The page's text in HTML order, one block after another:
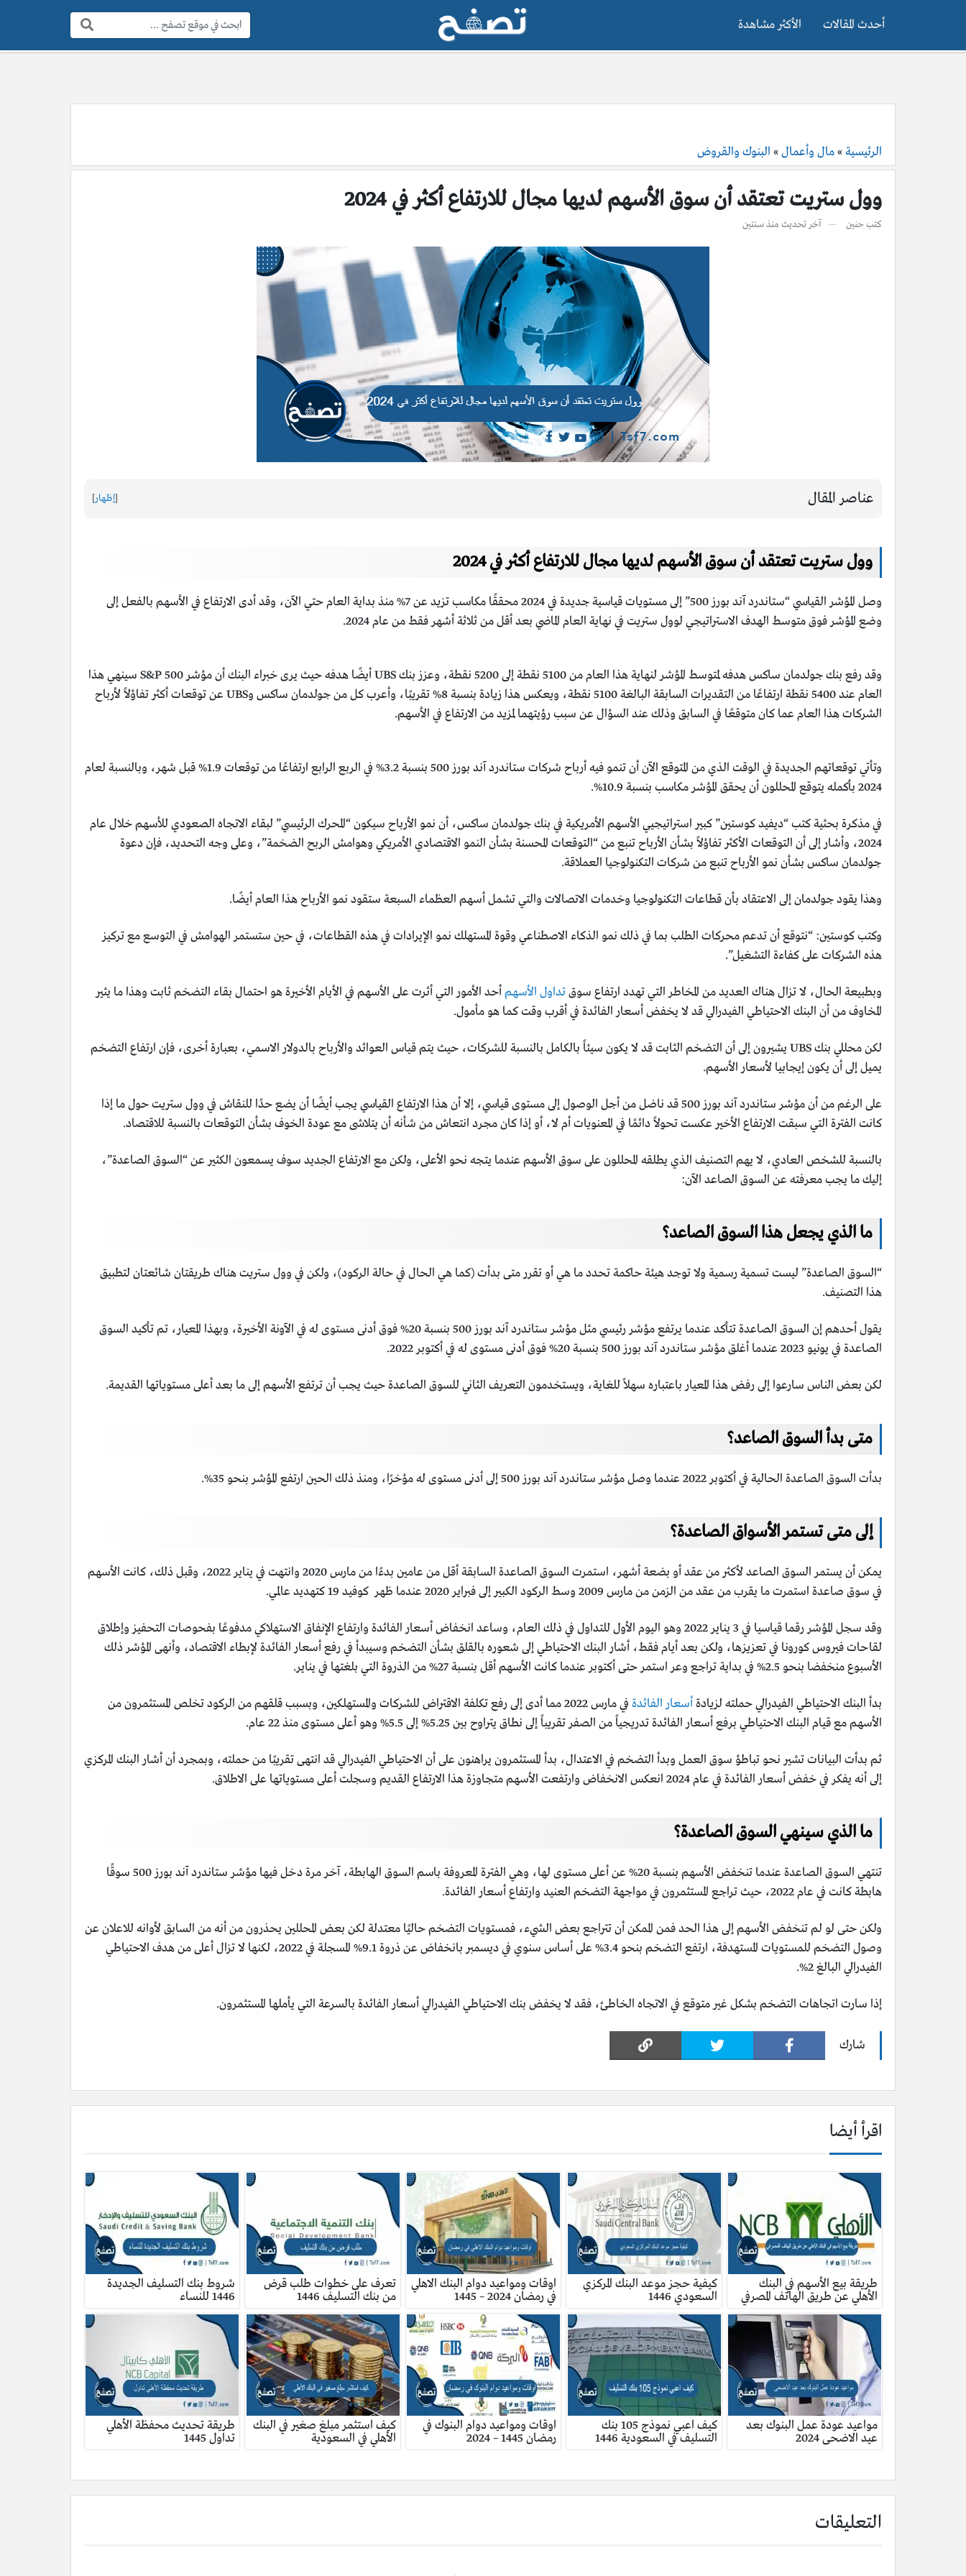
أحدث المقالات الأكثر مشاهدة
البحث:
الرئيسية »مال وأعمال » البنوك والقروض
وول ستريت تعتقد أن سوق الأسهم لديها مجال للارتفاع أكثر في 2024
كتبحنين آخر تحديث منذ سنتين
عناصر المقال [إظهار]
وول ستريت تعتقد أن سوق الأسهم لديها مجال للارتفاع أكثر في 2024
وصل المؤشر القياسي “ستاندرد آند بورز 500” إلى مستويات قياسية جديدة في 2024 محققًا مكاسب تزيد عن 7% منذ بداية العام حتي الآن، وقد أدى الارتفاع في الأسهم بالفعل إلى
وضع المؤشر فوق متوسط ​​الهدف الاستراتيجي لوول ستريت في نهاية العام الماضي بعد أقل من ثلاثة أشهر فقط من عام 2024.
وقد رفع بنك جولدمان ساكس هدفه لمتوسط المؤشر لنهاية هذا العام من 5100 نقطة إلى 5200 نقطة، وعزز بنك UBS أيضًا هدفه حيث يرى خبراء البنك أن مؤشر S&P 500 سينهي هذا
العام عند 5400 نقطة ارتفاعًا من التقديرات السابقة البالغة 5100 نقطة، ويعكس هذا زيادة بنسبة 8% تقريبًا، وأعرب كل من جولدمان ساكس وUBS عن توقعات أكثر تفاؤلاً لأرباح
الشركات هذا العام عما كان متوقعًا في السابق وذلك عند السؤال عن سبب رؤيتهما لمزيد من الارتفاع في الأسهم.
وتأتي توقعاتهم الجديدة في الوقت الذي من المتوقع الآن أن تنمو فيه أرباح شركات ستاندرد آند بورز 500 بنسبة 3.2% في الربع الرابع ارتفاعًا من توقعات 1.9% قبل شهر، وبالنسبة لعام
2024 بأكمله يتوقع المحللون أن يحقق المؤشر مكاسب بنسبة 10.9%.
في مذكرة بحثية كتب “ديفيد كوستين” كبير استراتيجيي الأسهم الأمريكية في بنك جولدمان ساكس، أن نمو الأرباح سيكون “المحرك الرئيسي” لبقاء الاتجاه الصعودي للأسهم خلال عام
2024، وأشار إلى أن التوقعات الأكثر تفاؤلاً بشأن الأرباح تنبع من “التوقعات المحسنة بشأن النمو الاقتصادي الأمريكي وهوامش الربح الضخمة”، وعلى وجه التحديد، فإن دعوة
جولدمان ساكس بشأن نمو الأرباح تنبع من شركات التكنولوجيا العملاقة.
وهذا يقود جولدمان إلى الاعتقاد بأن قطاعات التكنولوجيا وخدمات الاتصالات والتي تشمل أسهم العظماء السبعة ستقود نمو الأرباح هذا العام أيضًا.
وكتب كوستين: “نتوقع أن تدعم محركات الطلب بما في ذلك نمو الذكاء الاصطناعي وقوة المستهلك نمو الإيرادات في هذه القطاعات، في حين ستستمر الهوامش في التوسع مع تركيز
هذه الشركات على كفاءة التشغيل”.
وبطبيعة الحال، لا تزال هناك العديد من المخاطر التي تهدد ارتفاع سوقتداول الأسهم أحد الأمور التي أثرت على الأسهم في الأيام الأخيرة هو احتمال بقاء التضخم ثابت وهذا ما يثير
المخاوف من أن البنك الاحتياطي الفيدرالي قد لا يخفض أسعار الفائدة في أقرب وقت كما هو مأمول.
لكن محللي بنك UBS يشيرون إلى أن التضخم الثابت قد لا يكون سيئاً بالكامل بالنسبة للشركات، حيث يتم قياس العوائد والأرباح بالدولار الاسمي، بعبارة أخرى، فإن ارتفاع التضخم
يميل إلى أن يكون إيجابيا لأسعار الأسهم.
على الرغم من أن مؤشر ستاندرد آند بورز 500 قد ناضل من أجل الوصول إلى مستوى قياسي، إلا أن هذا الارتفاع القياسي يجب أيضًا أن يضع حدًا للنقاش في وول ستريت حول ما إذا
كانت الفترة التي سبقت الارتفاع الأخير عكست تحولاً دائمًا في المعنويات أم لا، أو إذا كان مجرد انتعاش من شأنه أن يتلاشى مع عودة الخوف بشأن التوقعات بالنسبة للاقتصاد.
بالنسبة للشخص العادي، لا يهم التصنيف الذي يطلقه المحللون على سوق الأسهم عندما يتجه نحو الأعلى، ولكن مع الارتفاع الجديد سوف يسمعون الكثير عن “السوق الصاعدة”،
إليك ما يجب معرفته عن السوق الصاعد الآن:
ما الذي يجعل هذا السوق الصاعد؟
“السوق الصاعدة” ليست تسمية رسمية ولا توجد هيئة حاكمة تحدد ما هي أو تقرر متى بدأت (كما هي الحال في حالة الركود)، ولكن في وول ستريت هناك طريقتان شائعتان لتطبيق
هذا التصنيف.
يقول أحدهم إن السوق الصاعدة تتأكد عندما يرتفع مؤشر رئيسي مثل مؤشر ستاندرد آند بورز 500 بنسبة 20% فوق أدنى مستوى له في الآونة الأخيرة، وبهذا المعيار، تم تأكيد السوق
الصاعدة في يونيو 2023 عندما أغلق مؤشر ستاندرد آند بورز 500 بنسبة 20% فوق أدنى مستوى له في أكتوبر 2022.
لكن بعض الناس سارعوا إلى رفض هذا المعيار باعتباره سهلاً للغاية، ويستخدمون التعريف الثاني للسوق الصاعدة حيث يجب أن ترتفع الأسهم إلى ما بعد أعلى مستوياتها القديمة.
متى بدأ السوق الصاعد؟
بدأت السوق الصاعدة الحالية في أكتوبر 2022 عندما وصل مؤشر ستاندرد آند بورز 500 إلى أدنى مستوى له مؤخرًا، ومنذ ذلك الحين ارتفع المؤشر بنحو 35%.
إلى متى تستمر الأسواق الصاعدة؟
يمكن أن يستمر السوق الصاعد لأكثر من عقد أو بضعة أشهر، استمرت السوق الصاعدة السابقة أقل من عامين بدءًا من مارس 2020 وانتهت في يناير 2022، وقبل ذلك، كانت الأسهم
في سوق صاعدة استمرت ما يقرب من عقد من الزمن من مارس 2009 وسط الركود الكبير إلى فبراير 2020 عندما ظهر كوفيد 19 كتهديد عالمي.
وقد سجل المؤشر رقما قياسيا في 3 يناير 2022 وهو اليوم الأول للتداول في ذلك العام، وساعد انخفاض أسعار الفائدة وارتفاع الإنفاق الاستهلاكي مدفوعًا بفحوصات التحفيز وإطلاق
لقاحات فيروس كورونا في تعزيزها، ولكن بعد أيام فقط، أشار البنك الاحتياطي إلى شعوره بالقلق بشأن التضخم وسيبدأ في رفع أسعار الفائدة لإبطاء الاقتصاد، وأنهى المؤشر ذلك
الأسبوع منخفضا بنحو 2.5% في بداية تراجع وعر استمر حتى أكتوبر عندما كانت الأسهم أقل بنسبة 27% من الذروة التي بلغتها في يناير.
بدأ البنك الاحتياطي الفيدرالي حملته لزيادة أسعار الفائدة
في مارس 2022 مما أدى إلى رفع تكلفة الاقتراض للشركات والمستهلكين، وبسبب قلقهم من الركود تخلص المستثمرون من
الأسهم مع قيام البنك الاحتياطي برفع أسعار الفائدة تدريجياً من الصفر تقريباً إلى نطاق يتراوح بين 5.25% إلى 5.5% وهو أعلى مستوى منذ 22 عام.
ثم بدأت البيانات تشير نحو تباطؤ سوق العمل وبدأ التضخم في الاعتدال، بدأ المستثمرون يراهنون على أن الاحتياطي الفيدرالي قد انتهى تقريبًا من حملته، وبمجرد أن أشار البنك المركزي
إلى أنه يفكر في خفض أسعار الفائدة في عام 2024 انعكس الانخفاض وارتفعت الأسهم متجاوزة هذا الارتفاع القديم وسجلت أعلى مستوياتها على الاطلاق.
ما الذي سينهي السوق الصاعدة؟
تنتهي السوق الصاعدة عندما تنخفض الأسهم بنسبة 20% عن أعلى مستوى لها، وهي الفترة المعروفة باسم السوق الهابطة، آخر مرة دخل فيها مؤشر ستاندرد آند بورز 500 سوقًا
هابطة كانت في عام 2022، حيث تراجع المستثمرون في مواجهة التضخم العنيد وارتفاع أسعار الفائدة.
ولكن حتى لو لم تنخفض الأسهم إلى هذا الحد فمن الممكن أن تتراجع بعض الشيء، فمستويات التضخم حاليًا معتدلة لكن بعض المحللين يحذرون من أنه من السابق لأوانه للاعلان عن
وصول التضخم للمستويات المستهدفة، ارتفع التضخم بنحو 3.4% على أساس سنوي في ديسمبر بانخفاض عن ذروة 9.1% المسجلة في 2022، لكنها لا تزال أعلى من هدف الاحتياطي
الفيدرالي البالغ 2%.
إذا سارت اتجاهات التضخم بشكل غير متوقع في الاتجاه الخاطئ، فقد لا يخفض بنك الاحتياطي الفيدرالي أسعار الفائدة بالسرعة التي يأملها المستثمرون.
شارك
اقرأ أيضا
طريقة بيع الأسهم في البنك
الأهلي عن طريق الهاتف المصرفي
كيفية حجز موعد البنك المركزي
السعودي 1446
اوقات ومواعيد دوام البنك الاهلي
في رمضان 2024 – 1445
تعرف على خطوات طلب قرض
من بنك التسليف 1446
شروط بنك التسليف الجديدة
1446 للنساء
مواعيد عودة عمل البنوك بعد
عيد الاضحى 2024
كيف اعبي نموذج 105 بنك
التسليف في السعودية 1446
اوقات ومواعيد دوام البنوك في
رمضان 1445 – 2024
كيف استثمر مبلغ صغير في البنك
الأهلي في السعودية
طريقة تحديث محفظة الأهلي
تداول 1445
التعليقات